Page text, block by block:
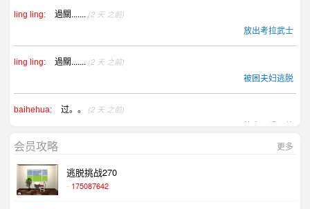
ling ling: 過關....... (2 天 之前)
放出考拉武士
ling ling: 過關....... (2 天 之前)
被困夫妇逃脱
baihehua: 过。。 (2 天 之前)
放出可爱野兽
更多
会员攻略
逃脱挑战270
- 175087642